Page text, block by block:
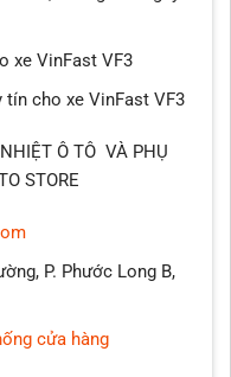
xe VinFast VF3
tín cho xe VinFast VF3
Ô TÔ VÀ PHỤ
STORE
P. Phước Long B,
cửa hàng